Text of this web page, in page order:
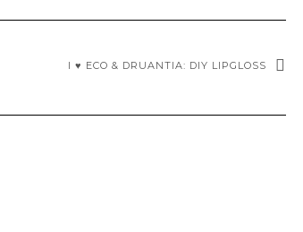
I ♥ ECO & DRUANTIA: DIY LIPGLOSS